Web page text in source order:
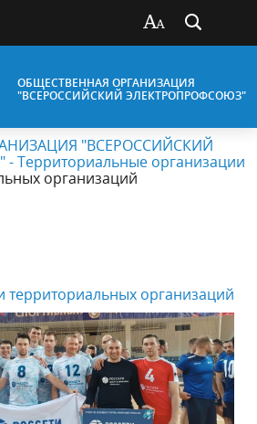
ОБЩЕСТВЕННАЯ ОРГАНИЗАЦИЯ
"ВСЕРОССИЙСКИЙ ЭЛЕКТРОПРОФСОЮЗ"
"ВСЕРОССИЙСКИЙ
организации
организаций
территориальных организаций